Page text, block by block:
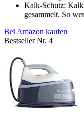
Kalk-Schutz:
gesammelt. So
Bei Amazon kaufen
Bestseller Nr. 4